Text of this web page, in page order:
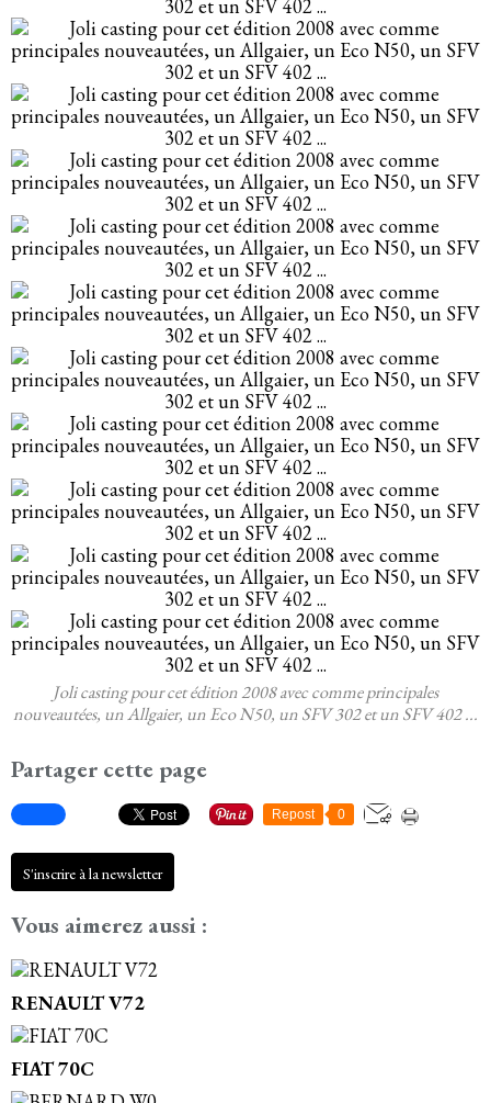
Joli casting pour cet édition 2008 avec comme principales
nouveautées, un Allgaier, un Eco N50, un SFV 302 et un SFV 402 ...
Partager cette page
Repost 0
S'inscrire à la newsletter
Vous aimerez aussi :
RENAULT V72
FIAT 70C